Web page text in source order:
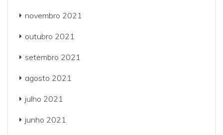
novembro 2021
outubro 2021
setembro 2021
agosto 2021
julho 2021
junho 2021